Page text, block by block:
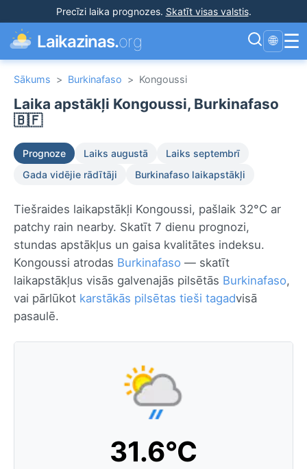
Precīzi laika prognozes. Skatīt visas valstis.
Laikazinas.org 🌐 ☰
Sākums > Burkinafaso > Kongoussi
Laika apstākļi Kongoussi, Burkinafaso
🇧🇫
Prognoze Laiks augustā
Laiks septembrī
Gada vidējie rādītāji
Burkinafaso laikapstākļi
Tiešraides laikapstākļi Kongoussi, pašlaik 32°C ar
patchy rain nearby. Skatīt 7 dienu prognozi,
stundas apstākļus un gaisa kvalitātes indeksu.
Kongoussi atrodas Burkinafaso — skatīt
laikapstākļus visās galvenajās pilsētās Burkinafaso,
vai pārlūkot karstākās pilsētas tieši tagadvisā
pasaulē.
31.6°C